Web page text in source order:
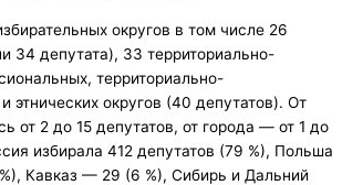
округов в том числе 26
34 депутата), 33 территориально-
территориально-
этнических округов (40 депутатов). От
от 2 до 15 депутатов, от города — от 1 до
избирала 412 депутатов (79 %), Польша
Кавказ — 29 (6 %), Сибирь и Дальний